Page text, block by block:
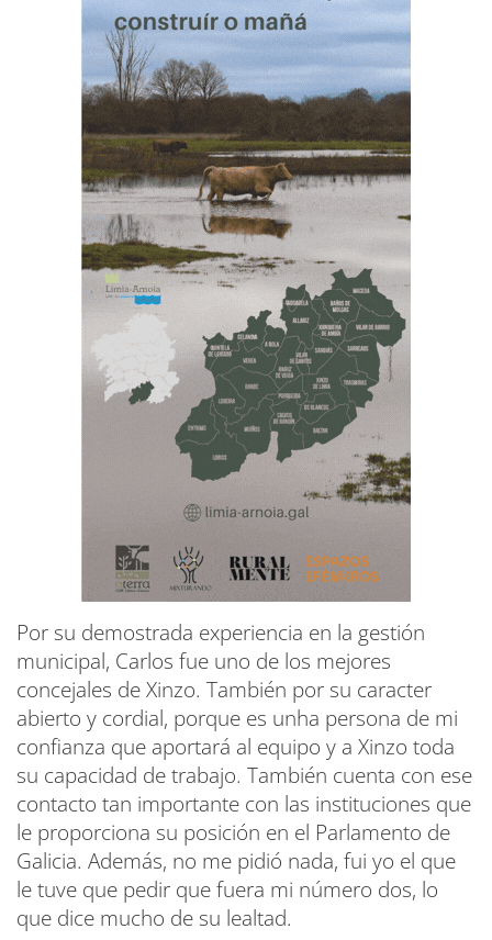
Por su demostrada experiencia en la gestión
municipal, Carlos fue uno de los mejores
concejales de Xinzo. También por su caracter
abierto y cordial, porque es unha persona de mi
confianza que aportará al equipo y a Xinzo toda
su capacidad de trabajo. También cuenta con ese
contacto tan importante con las instituciones que
le proporciona su posición en el Parlamento de
Galicia. Además, no me pidió nada, fui yo el que
le tuve que pedir que fuera mi número dos, lo
que dice mucho de su lealtad.